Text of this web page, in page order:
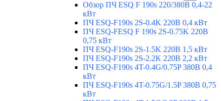
Обзор ПЧ ESQ F 190s 220/380В 0,4-22
кВт
ПЧ ESQ-F190s 2S-0.4K 220В 0,4 кВт
ПЧ ESQ-FESQ F 190s 2S-0.75K 220В
0,75 кВт
ПЧ ESQ-F190s 2S-1.5K 220В 1,5 кВт
ПЧ ESQ-F190s 2S-2.2K 220В 2,2 кВт
ПЧ ESQ-F190s 4T-0.4G/0.75P 380В 0,4
кВт
ПЧ ESQ-F190s 4T-0.75G/1.5P 380В 0,75
кВт